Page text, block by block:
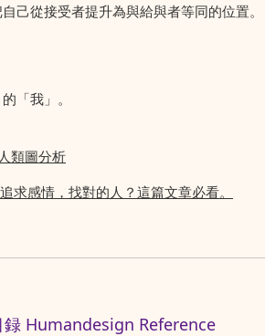
己從接受者提升為與給與者等同的位置。
「我」。
人類圖分析
求感情，找對的人？這篇文章必看。
録 Humandesign Reference